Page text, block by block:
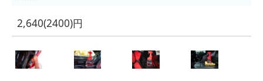
2,640(2400)円